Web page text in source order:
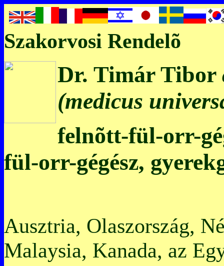
Szakorvosi Rendelõ
Dr. Timár Tibor
(medicus
felnõtt-fül-orr-
fül-orr-gégész,
Ausztria, Olaszország,
Malaysia, Kanada, az